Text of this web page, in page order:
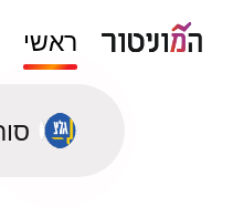
ראשי